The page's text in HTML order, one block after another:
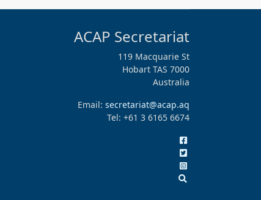
ACAP Secretariat
119 Macquarie St
Hobart TAS 7000
Australia
Email: secretariat@acap.aq
Tel: +61 3 6165 6674